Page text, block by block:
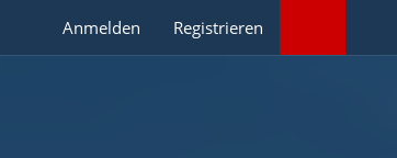
Anmelden Registrieren